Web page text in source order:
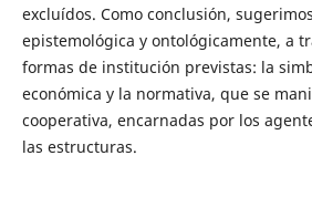
excluídos. Como conclusión,
epistemológica y ontológicamente, a
formas de institución previstas: la
económica y la normativa, que se
cooperativa, encarnadas por los
las estructuras.